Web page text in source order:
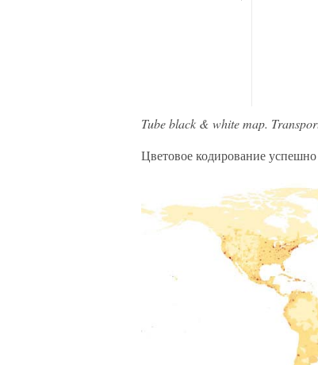
Tube black & white map.
Цветовое кодирование